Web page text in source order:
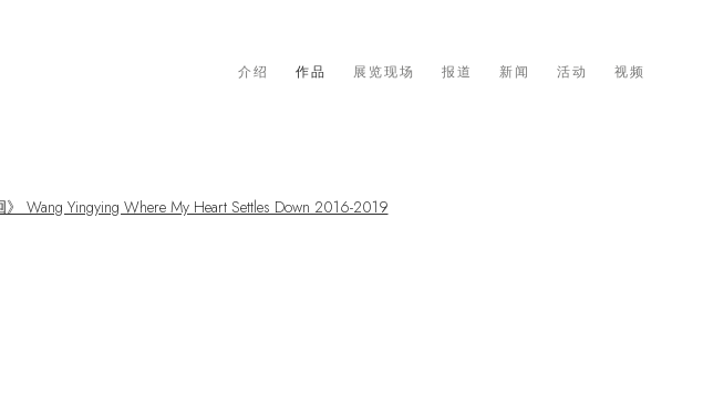
介绍 作品 展览现场 报道 新闻 活动 视频